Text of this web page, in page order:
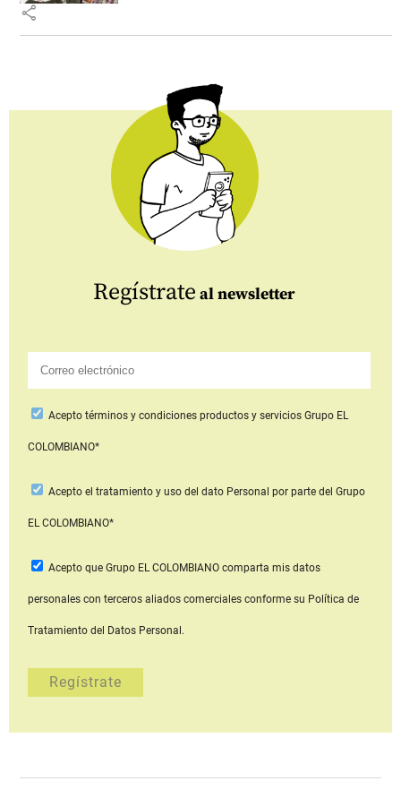
share
Regístrate al newsletter
Aceptotérminos y condiciones productos y serviciosGrupo EL
COLOMBIANO*
Acepto el tratamiento y uso del dato Personal por parte del Grupo
EL COLOMBIANO*
Acepto que Grupo EL COLOMBIANOcomparta mis datos
personales con terceros aliados comerciales conforme su Política de
Tratamiento del Datos Personal.